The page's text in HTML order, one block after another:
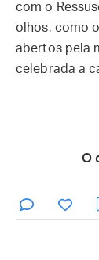
com o
olhos, como
abertos pela
celebrada a
O